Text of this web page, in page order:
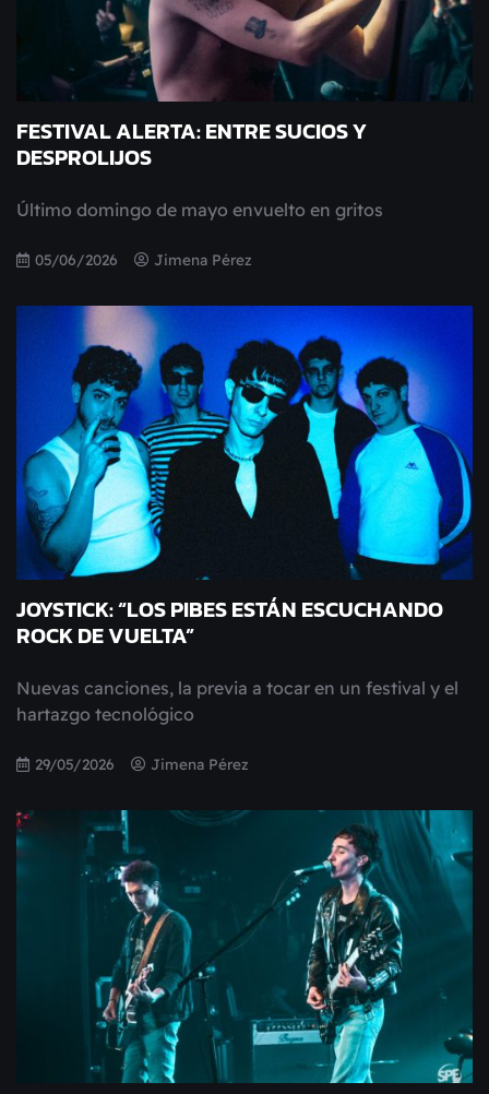
FESTIVAL ALERTA: ENTRE SUCIOS Y
DESPROLIJOS
Último domingo de mayo envuelto en gritos
05/06/2026 Jimena Pérez
JOYSTICK: “LOS PIBES ESTÁN ESCUCHANDO
ROCK DE VUELTA”
Nuevas canciones, la previa a tocar en un festival y el
hartazgo tecnológico
29/05/2026 Jimena Pérez